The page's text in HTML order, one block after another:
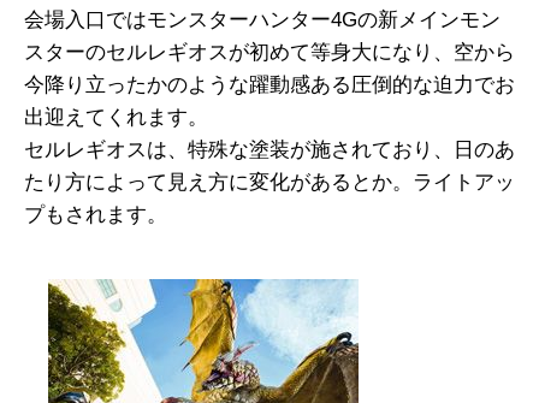
会場入口ではモンスターハンター4Gの新メインモン
スターのセルレギオスが初めて等身大になり、空から
今降り立ったかのような躍動感ある圧倒的な迫力でお
出迎えてくれます。
セルレギオスは、特殊な塗装が施されており、日のあ
たり方によって見え方に変化があるとか。ライトアッ
プもされます。